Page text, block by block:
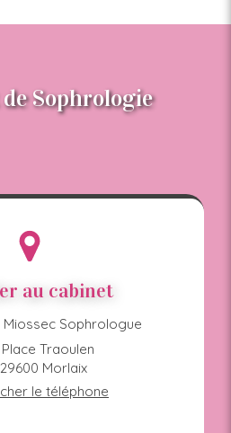
Sophrologie
au cabinet
Miossec Sophrologue
Place Traoulen
29600 Morlaix
le téléphone